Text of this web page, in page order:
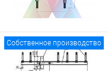
Собственное производство